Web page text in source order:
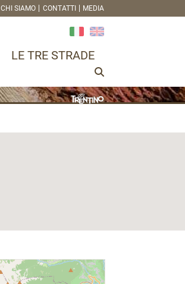
CHI SIAMO CONTATTI MEDIA
LE TRE STRADE